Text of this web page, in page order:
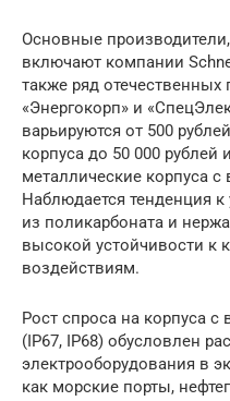
Основные
включают компании
также ряд отечественных
«Энергокорп» и
варьируются от 500
корпуса до 50 000
металлические корпуса
Наблюдается тенденция
из поликарбоната и
высокой устойчивости к
воздействиям.
Рост спроса на корпуса
(IP67, IP68) обусловлен
электрооборудования в
как морские порты,